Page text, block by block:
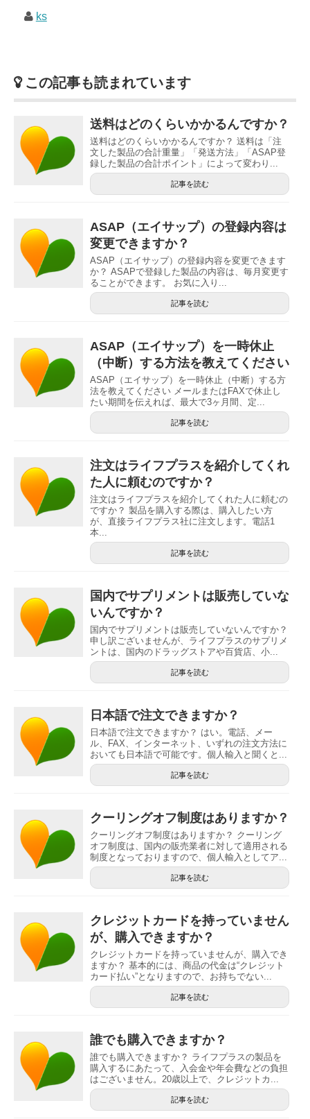
ks
この記事も読まれています
送料はどのくらいかかるんですか？
送料はどのくらいかかるんですか？ 送料は「注
文した製品の合計重量」「発送方法」「ASAP登
録した製品の合計ポイント」によって変わり...
記事を読む
ASAP（エイサップ）の登録内容は
変更できますか？
ASAP（エイサップ）の登録内容を変更できます
か？ ASAPで登録した製品の内容は、毎月変更す
ることができます。 お気に入り...
記事を読む
ASAP（エイサップ）を一時休止
（中断）する方法を教えてください
ASAP（エイサップ）を一時休止（中断）する方
法を教えてください メールまたはFAXで休止し
たい期間を伝えれば、最大で3ヶ月間、定...
記事を読む
注文はライフプラスを紹介してくれ
た人に頼むのですか？
注文はライフプラスを紹介してくれた人に頼むの
ですか？ 製品を購入する際は、購入したい方
が、直接ライフプラス社に注文します。電話1
本...
記事を読む
国内でサプリメントは販売していな
いんですか？
国内でサプリメントは販売していないんですか？
申し訳ございませんが、ライフプラスのサプリメ
ントは、国内のドラッグストアや百貨店、小...
記事を読む
日本語で注文できますか？
日本語で注文できますか？ はい。電話、メー
ル、FAX、インターネット、いずれの注文方法に
おいても日本語で可能です。個人輸入と聞くと...
記事を読む
クーリングオフ制度はありますか？
クーリングオフ制度はありますか？ クーリング
オフ制度は、国内の販売業者に対して適用される
制度となっておりますので、個人輸入としてア...
記事を読む
クレジットカードを持っていません
が、購入できますか？
クレジットカードを持っていませんが、購入でき
ますか？ 基本的には、商品の代金は“クレジット
カード払い”となりますので、お持ちでない...
記事を読む
誰でも購入できますか？
誰でも購入できますか？ ライフプラスの製品を
購入するにあたって、入会金や年会費などの負担
はございません。20歳以上で、クレジットカ...
記事を読む